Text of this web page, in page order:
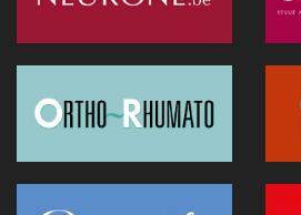
01 juillet 2026 - 20:51